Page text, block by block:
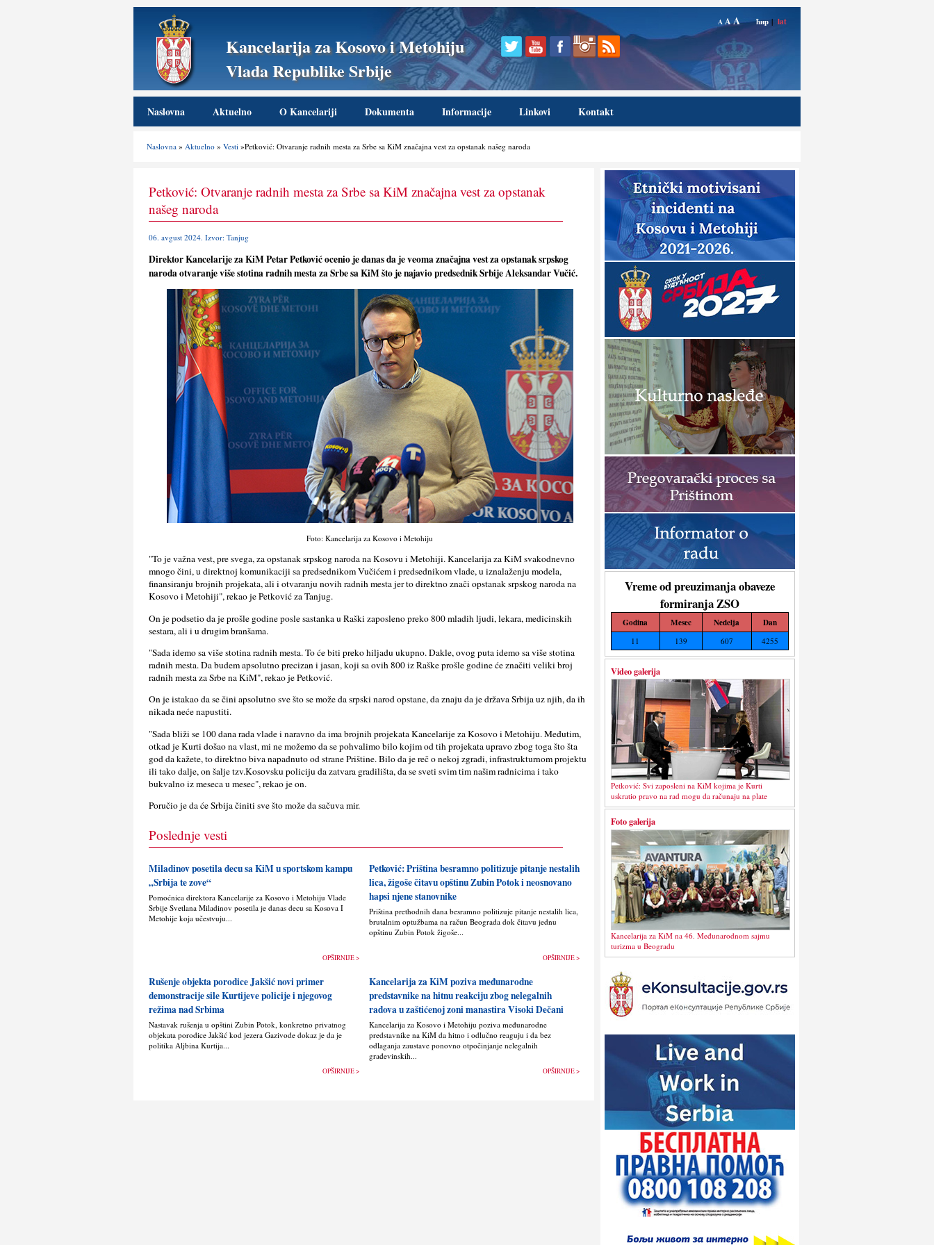
Kancelarija za Kosovo i Metohiju
Vlada Republike Srbije
A AA ћир | lat
Naslovna Aktuelno O Kancelariji Dokumenta Informacije Linkovi Kontakt
Naslovna »Aktuelno »Vesti »Petković: Otvaranje radnih mesta za Srbe sa KiM značajna vest za opstanak našeg naroda
Vreme od preuzimanja obaveze
formiranja ZSO
Godina Mesec Nedelja Dan
11 139 607 4255
Video galerija
Petković: Svi zaposleni na KiM kojima je Kurti
uskratio pravo na rad mogu da računaju na plate
Foto galerija
Kancelarija za KiM na 46. Međunarodnom sajmu
turizma u Beogradu
Petković: Otvaranje radnih mesta za Srbe sa KiM značajna vest za opstanak
našeg naroda
06. avgust 2024. Izvor: Tanjug
Direktor Kancelarije za KiM Petar Petković ocenio je danas da je veoma značajna vest za opstanak srpskog
naroda otvaranje više stotina radnih mesta za Srbe sa KiM što je najavio predsednik Srbije Aleksandar Vučić.
Foto: Kancelarija za Kosovo i Metohiju
"To je važna vest, pre svega, za opstanak srpskog naroda na Kosovu i Metohiji. Kancelarija za KiM svakodnevno
mnogo čini, u direktnoj komunikaciji sa predsednikom Vučićem i predsednikom vlade, u iznalaženju modela,
finansiranju brojnih projekata, ali i otvaranju novih radnih mesta jer to direktno znači opstanak srpskog naroda na
Kosovo i Metohiji", rekao je Petković za Tanjug.
On je podsetio da je prošle godine posle sastanka u Raški zaposleno preko 800 mladih lјudi, lekara, medicinskih
sestara, ali i u drugim branšama.
"Sada idemo sa više stotina radnih mesta. To će biti preko hilјadu ukupno. Dakle, ovog puta idemo sa više stotina
radnih mesta. Da budem apsolutno precizan i jasan, koji sa ovih 800 iz Raške prošle godine će značiti veliki broj
radnih mesta za Srbe na KiM", rekao je Petković.
On je istakao da se čini apsolutno sve što se može da srpski narod opstane, da znaju da je država Srbija uz njih, da ih
nikada neće napustiti.
"Sada bliži se 100 dana rada vlade i naravno da ima brojnih projekata Kancelarije za Kosovo i Metohiju. Međutim,
otkad je Kurti došao na vlast, mi ne možemo da se pohvalimo bilo kojim od tih projekata upravo zbog toga što šta
god da kažete, to direktno biva napadnuto od strane Prištine. Bilo da je reč o nekoj zgradi, infrastrukturnom projektu
ili tako dalјe, on šalјe tzv.Kosovsku policiju da zatvara gradilišta, da se sveti svim tim našim radnicima i tako
bukvalno iz meseca u mesec", rekao je on.
Poručio je da će Srbija činiti sve što može da sačuva mir.
Poslednje vesti
Miladinov posetila decu sa KiM u sportskom kampu
„Srbija te zove“
Pomoćnica direktora Kancelarije za Kosovo i Metohiju Vlade
Srbije Svetlana Miladinov posetila je danas decu sa Kosova I
Metohije koja učestvuju...
OPŠIRNIJE >
Petković: Priština besramno politizuje pitanje nestalih
lica, žigoše čitavu opštinu Zubin Potok i neosnovano
hapsi njene stanovnike
Priština prethodnih dana besramno politizuje pitanje nestalih lica,
brutalnim optužbama na račun Beograda dok čitavu jednu
opštinu Zubin Potok žigoše...
OPŠIRNIJE >
Rušenje objekta porodice Jakšić novi primer
demonstracije sile Kurtijeve policije i njegovog
režima nad Srbima
Nastavak rušenja u opštini Zubin Potok, konkretno privatnog
objekata porodice Jakšić kod jezera Gazivode dokaz je da je
politika Alјbina Kurtija...
OPŠIRNIJE >
Kancelarija za KiM poziva međunarodne
predstavnike na hitnu reakciju zbog nelegalnih
radova u zaštićenoj zoni manastira Visoki Dečani
Kancelarija za Kosovo i Metohiju poziva međunarodne
predstavnike na KiM da hitno i odlučno reaguju i da bez
odlaganja zaustave ponovno otpočinjanje nelegalnih
građevinskih...
OPŠIRNIJE >